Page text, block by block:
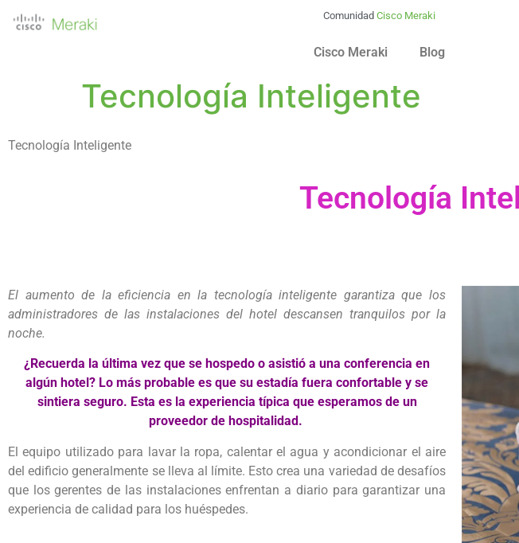
ComunidadCisco Meraki
Cisco Meraki Blog
Tecnología Inteligente
Tecnología Inteligente
Tecnología
El aumento de la eficiencia en la tecnología inteligente garantiza que los
administradores de las instalaciones del hotel descansen tranquilos por la
noche.
¿Recuerda la última vez que se hospedo o asistió a una conferencia en
algún hotel? Lo más probable es que su estadía fuera confortable y se
sintiera seguro. Esta es la experiencia típica que esperamos de un
proveedor de hospitalidad.
El equipo utilizado para lavar la ropa, calentar el agua y acondicionar el aire
del edificio generalmente se lleva al límite. Esto crea una variedad de desafíos
que los gerentes de las instalaciones enfrentan a diario para garantizar una
experiencia de calidad para los huéspedes.